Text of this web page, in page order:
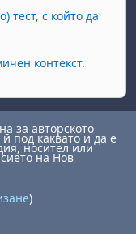
тест, с който да
контекст.
за авторското
под каквато и да е
носител или
на Нов
)